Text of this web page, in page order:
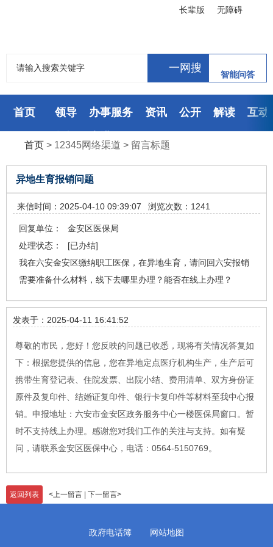
长辈版 无障碍
智能问答
首页 领导 办事服务 资讯 公开 解读
互动
首页 > 12345网络渠道 > 留言标题
异地生育报销问题
来信时间：2025-04-10 09:39:07 浏览次数：1241
回复单位：
金安区医保局
处理状态：
[已办结]
我在六安金安区缴纳职工医保，在异地生育，请问回六安报销
需要准备什么材料，线下去哪里办理？能否在线上办理？
发表于：2025-04-11 16:41:52
尊敬的市民，您好！您反映的问题已收悉，现将有关情况答复如
下：根据您提供的信息，您在异地定点医疗机构生产，生产后可
携带生育登记表、住院发票、出院小结、费用清单、双方身份证
原件及复印件、结婚证复印件、银行卡复印件等材料至我中心报
销。申报地址：六安市金安区政务服务中心一楼医保局窗口。暂
时不支持线上办理。感谢您对我们工作的关注与支持。如有疑
问，请联系金安区医保中心，电话：0564-5150769。
返回列表 <上一留言 下一留言>
政府电话簿 网站地图